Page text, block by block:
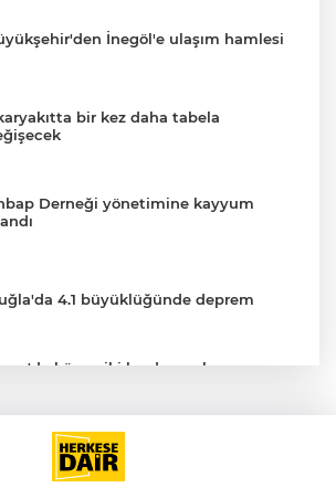
İnegöl'e ulaşım hamlesi
bir kez daha tabela
Derneği yönetimine kayyum
4.1 büyüklüğünde deprem
küsen iki kardeş, onları
gramı 6 bin 574 liradan işlem